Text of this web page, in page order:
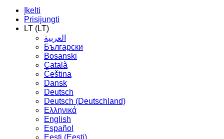
Įkelti
Prisijungti
LT (LT)
العربية
Български
Bosanski
Сatalà
Čeština
Dansk
Deutsch
Deutsch (Deutschland)
Ελληνικά
English
Español
Eesti (Eesti)